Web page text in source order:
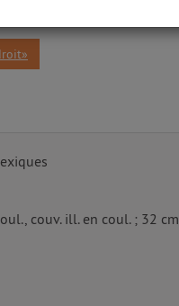
couv. ill. en coul. ; 32 cm